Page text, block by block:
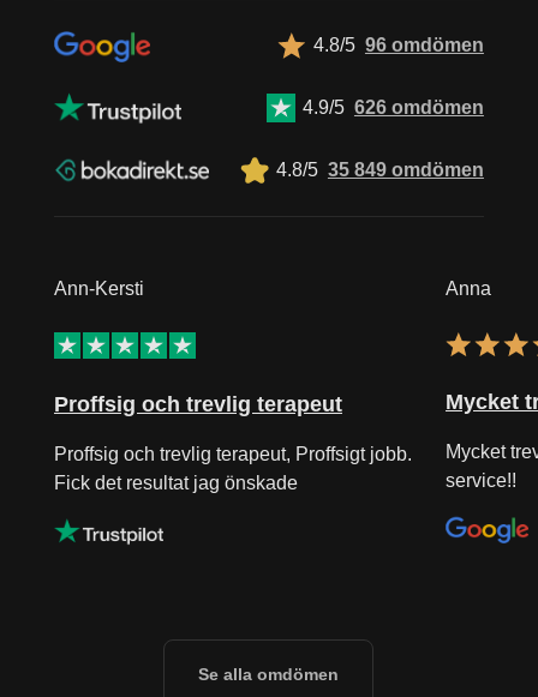
4.8/5 96 omdömen
4.9/5 626 omdömen
4.8/5 35 849 omdömen
Ann-Kersti
Proffsig och trevlig terapeut
Proffsig och trevlig terapeut, Proffsigt jobb.
Fick det resultat jag önskade
Anna
Mycket
Mycket
service!!
Se alla omdömen